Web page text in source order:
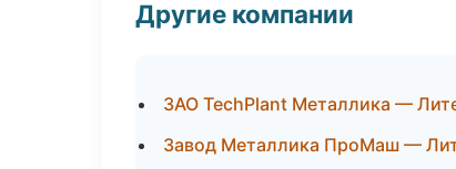
Другие компании
ЗАО TechPlant Металлика —
Завод Металлика ПроМаш —